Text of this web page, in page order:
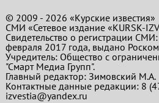
© 2009 - 2026 «Курские известия»
СМИ «Сетевое издание «KURSK-
Свидетельство о регистрации
февраля 2017 года, выдано
Учредитель: Общество с
"Смарт Медиа Групп".
Главный редактор:Зимовский М.А.
Контактные данные редакции: 8
izvestia@yandex.ru